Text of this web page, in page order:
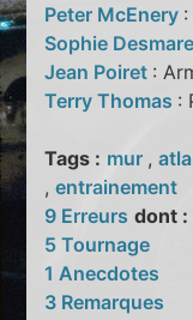
Peter McEnery
Sophie
Jean Poiret :
Terry Thomas :
Tags : mur ,
,entrainement
9 Erreurs dont :
5 Tournage
1 Anecdotes
3 Remarques